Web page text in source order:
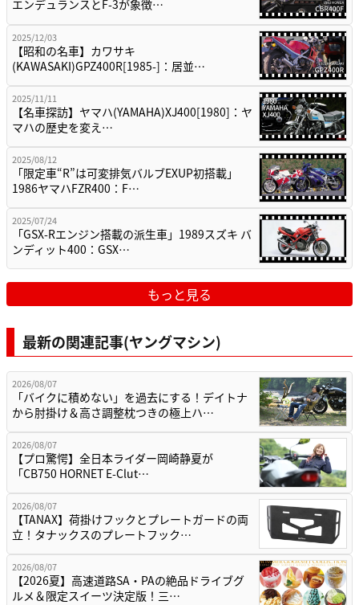
エンデュランスとF-3が象徴…
2025/12/03
【昭和の名車】カワサキ
(KAWASAKI)GPZ400R[1985-]：居並…
2025/11/11
【名車探訪】ヤマハ(YAMAHA)XJ400[1980]：ヤ
マハの歴史を変え…
2025/08/12
「限定車“R”は可変排気バルブEXUP初搭載」
1986ヤマハFZR400：F…
2025/07/24
「GSX-Rエンジン搭載の派生車」1989スズキ バ
ンディット400：GSX…
もっと見る
最新の関連記事(ヤングマシン)
2026/08/07
「バイクに積めない」を過去にする！デイトナ
から肘掛け＆高さ調整枕つきの極上ハ…
2026/08/07
【プロ驚愕】全日本ライダー岡崎静夏が
「CB750 HORNET E-Clut…
2026/08/07
【TANAX】荷掛けフックとプレートガードの両
立！タナックスのプレートフック…
2026/08/07
【2026夏】高速道路SA・PAの絶品ドライブグ
ルメ＆限定スイーツ決定版！三…